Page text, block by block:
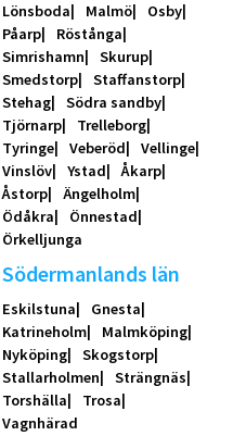
Lönsboda
Malmö
Osby
Påarp
Röstånga
Simrishamn
Skurup
Smedstorp
Staffanstorp
Stehag
Södra sandby
Tjörnarp
Trelleborg
Tyringe
Veberöd
Vellinge
Vinslöv
Ystad
Åkarp
Åstorp
Ängelholm
Ödåkra
Önnestad
Örkelljunga
Södermanlands län
Eskilstuna
Gnesta
Katrineholm
Malmköping
Nyköping
Skogstorp
Stallarholmen
Strängnäs
Torshälla
Trosa
Vagnhärad